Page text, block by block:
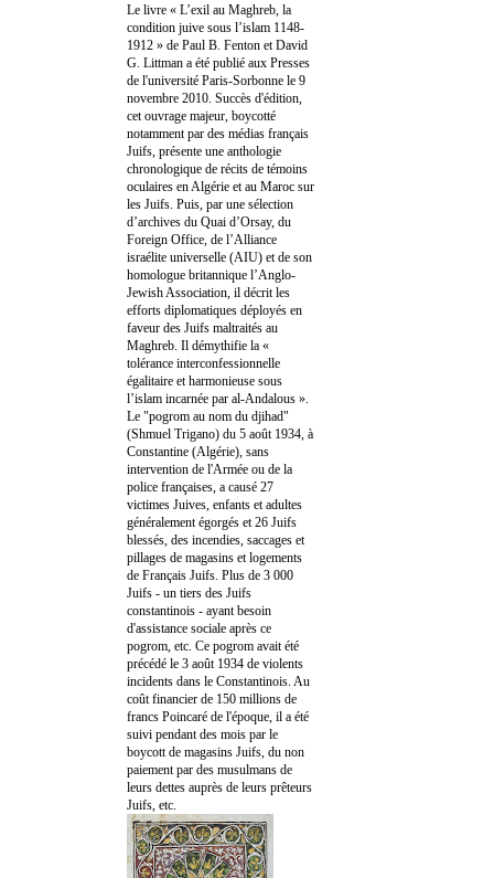
Le livre « L’exil au Maghreb, la
condition juive sous l’islam 1148-
1912 » de Paul B. Fenton et David
G. Littman a été publié aux Presses
de l'université Paris-Sorbonne le 9
novembre 2010. Succès d'édition,
cet ouvrage majeur, boycotté
notamment par des médias français
Juifs, présente une anthologie
chronologique de récits de témoins
oculaires en Algérie et au Maroc sur
les Juifs. Puis, par une sélection
d’archives du Quai d’Orsay, du
Foreign Office, de l’Alliance
israélite universelle (AIU) et de son
homologue britannique l’Anglo-
Jewish Association, il décrit les
efforts diplomatiques déployés en
faveur des Juifs maltraités au
Maghreb. Il démythifie la «
tolérance interconfessionnelle
égalitaire et harmonieuse sous
l’islam incarnée par al-Andalous ».
Le "pogrom au nom du djihad"
(Shmuel Trigano) du 5 août 1934, à
Constantine (Algérie), sans
intervention de l'Armée ou de la
police françaises, a causé 27
victimes Juives, enfants et adultes
généralement égorgés et 26 Juifs
blessés, des incendies, saccages et
pillages de magasins et logements
de Français Juifs. Plus de 3 000
Juifs - un tiers des Juifs
constantinois - ayant besoin
d'assistance sociale après ce
pogrom, etc. Ce pogrom avait été
précédé le 3 août 1934 de violents
incidents dans le Constantinois. Au
coût financier de 150 millions de
francs Poincaré de l'époque, il a été
suivi pendant des mois par le
boycott de magasins Juifs, du non
paiement par des musulmans de
leurs dettes auprès de leurs prêteurs
Juifs, etc.